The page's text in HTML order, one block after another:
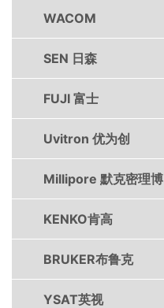
WACOM
SEN 日森
FUJI 富士
Uvitron 优为创
Millipore 默克密理博
KENKO肯高
BRUKER布鲁克
YSAT英视